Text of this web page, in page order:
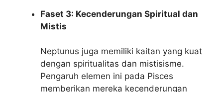
Faset 3: Kecenderungan Spiritual dan
Mistis
Neptunus juga memiliki kaitan yang kuat
dengan spiritualitas dan mistisisme.
Pengaruh elemen ini pada Pisces
memberikan mereka kecenderungan